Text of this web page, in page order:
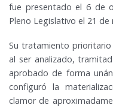
fue presentado el 6 de
Pleno Legislativo el 21
Su tratamiento
al ser analizado,
aprobado de forma
configuró la
clamor de